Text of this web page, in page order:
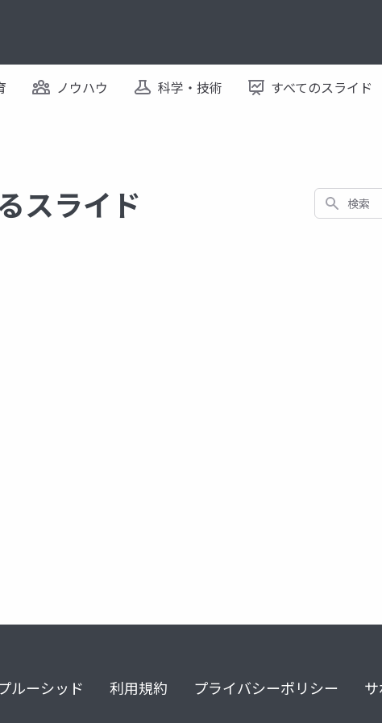
ノウハウ 科学・技術 すべてのスライド
スライド 検索
ルーシッド 利用規約 プライバシーポリシー